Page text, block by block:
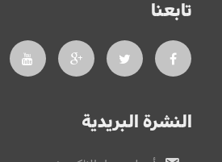
تابعنا
النشرة البريدية